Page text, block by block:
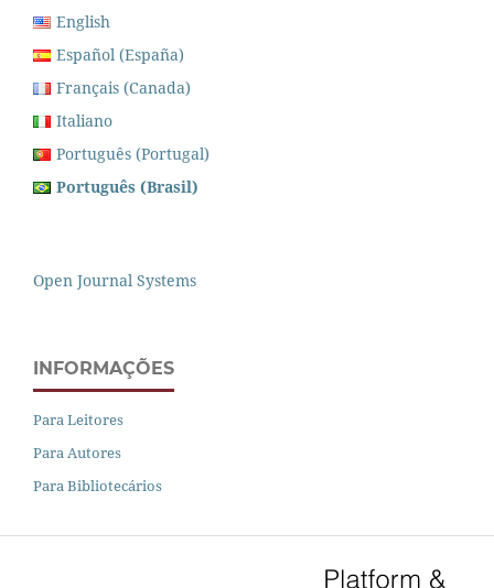
English
Español (España)
Français (Canada)
Italiano
Português (Portugal)
Português (Brasil)
Open Journal Systems
INFORMAÇÕES
Para Leitores
Para Autores
Para Bibliotecários